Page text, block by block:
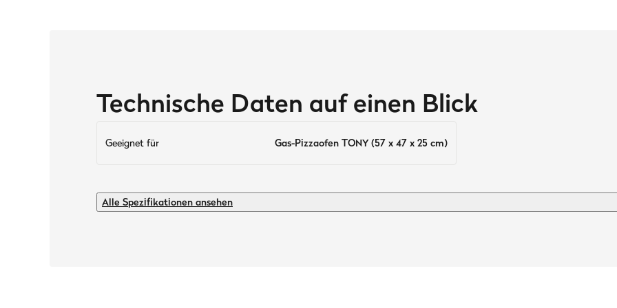
Technische Daten auf einen Blick
Geeignet für Gas-Pizzaofen TONY (57 x 47 x 25 cm)
Technische Daten
Alle Spezifikationen ansehen